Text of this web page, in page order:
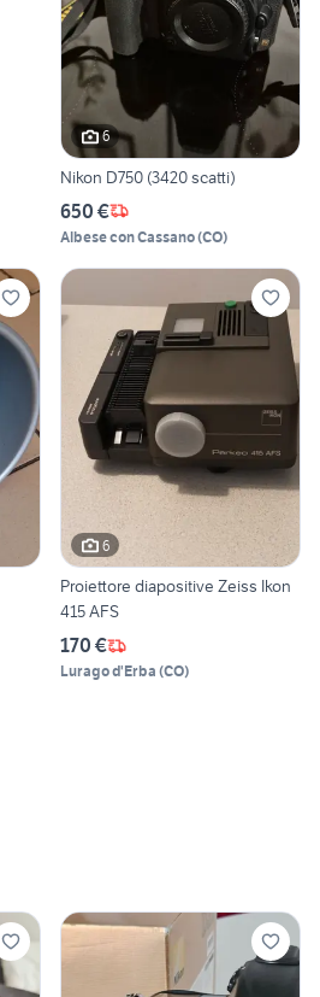
6
Nikon D750 (3420 scatti)
650 €
Albese con Cassano(CO)
6
Proiettore diapositive Zeiss Ikon
415 AFS
170 €
Lurago d'Erba (CO)